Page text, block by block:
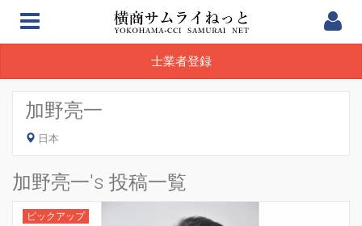
士業者登録
加野亮一
日本
加野亮一's 投稿一覧
ピックアップ